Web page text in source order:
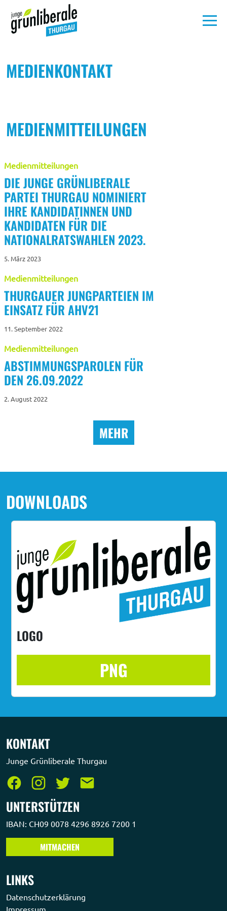
Über
Medien
MITMACHEN
MEDIENKONTAKT
MEDIENMITTEILUNGEN
Medienmitteilungen
DIE JUNGE GRÜNLIBERALE
PARTEI THURGAU NOMINIERT
IHRE KANDIDATINNEN UND
KANDIDATEN FÜR DIE
NATIONALRATSWAHLEN 2023.
5. März 2023
Medienmitteilungen
THURGAUER JUNGPARTEIEN IM
EINSATZ FÜR AHV21
11. September 2022
Medienmitteilungen
ABSTIMMUNGSPAROLEN FÜR
DEN 26.09.2022
2. August 2022
MEHR
DOWNLOADS
LOGO
PNG
KONTAKT
Junge Grünliberale Thurgau
UNTERSTÜTZEN
IBAN: CH09 0078 4296 8926 7200 1
MITMACHEN
LINKS
Datenschutzerklärung
Impressum